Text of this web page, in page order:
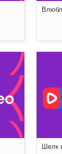
Шелк